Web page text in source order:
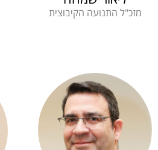
מזכ"ל התנועה הקיבוצית